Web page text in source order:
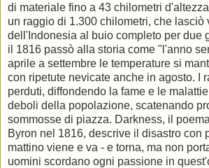
di materiale fino a 43 chilometri
un raggio di 1.300 chilometri, che lasciò
dell'Indonesia al buio completo per due
il 1816 passò alla storia come "l'anno
aprile a settembre le temperature si
con ripetute nevicate anche in agosto. I
perduti, diffondendo la fame e le
deboli della popolazione, scatenando
sommosse di piazza. Darkness, il
Byron nel 1816, descrive il disastro con
mattino viene e va - e torna, ma non
uomini scordano ogni passione in